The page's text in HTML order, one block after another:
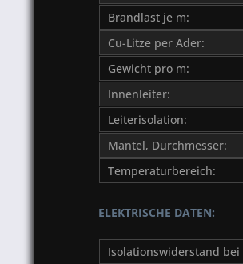
Brandlast je m:
Cu-Litze per Ader:
Gewicht pro m:
Innenleiter:
Leiterisolation:
Mantel, Durchmesser:
Temperaturbereich:
ELEKTRISCHE DATEN:
Isolationswiderstand bei